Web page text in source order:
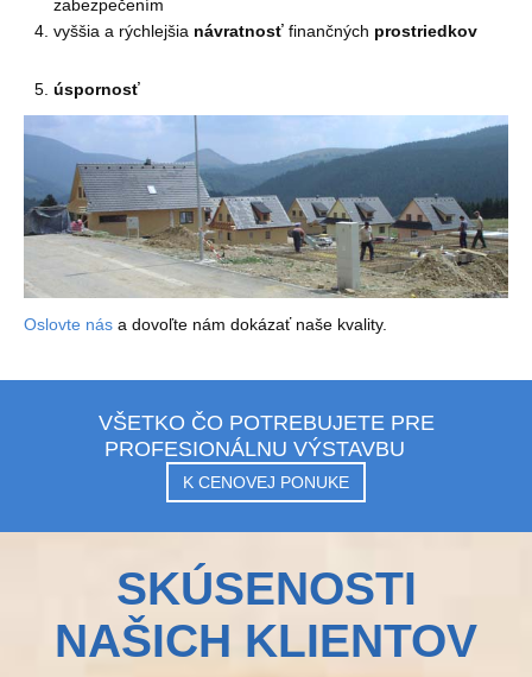
zabezpečením
vyššia a rýchlejšia návratnosť finančných prostriedkov
úspornosť
Oslovte nás a dovoľte nám dokázať naše kvality.
VŠETKO ČO POTREBUJETE PRE
PROFESIONÁLNU VÝSTAVBU
K CENOVEJ PONUKE
SKÚSENOSTI
NAŠICH KLIENTOV